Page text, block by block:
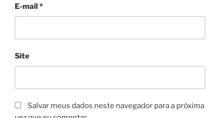
E-mail*
Site
Salvar meus dados neste navegador para a próxima